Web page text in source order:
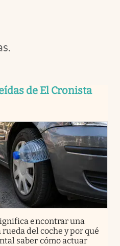
de El Cronista
encontrar una
del coche y por qué
saber cómo actuar